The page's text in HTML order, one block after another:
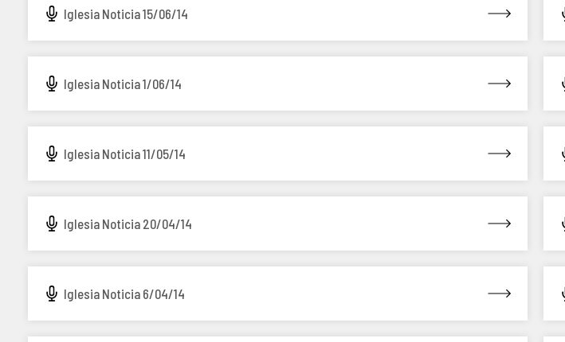
Iglesia Noticia 15/06/14
Iglesia Noticia 1/06/14
Iglesia Noticia 11/05/14
Iglesia Noticia 20/04/14
Iglesia Noticia 6/04/14